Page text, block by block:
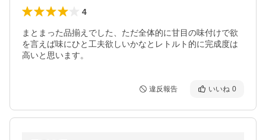
4
まとまった品揃えでした、ただ全体的に甘目の味付けで欲
を言えば味にひと工夫欲しいかなとレトルト的に完成度は
高いと思います。
違反報告 いいね 0